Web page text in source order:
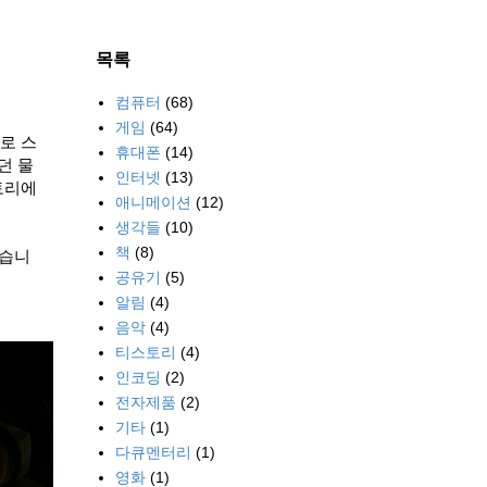
스
물
에
니
목록
컴퓨터 (68)
게임 (64)
휴대폰 (14)
인터넷 (13)
애니메이션 (12)
생각들 (10)
책 (8)
공유기 (5)
알림 (4)
음악 (4)
티스토리 (4)
인코딩 (2)
전자제품 (2)
기타 (1)
다큐멘터리 (1)
영화 (1)